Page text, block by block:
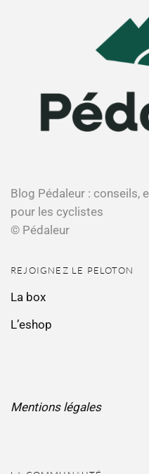
Blog Pédaleur : conseils,
pour les cyclistes
© Pédaleur
REJOIGNEZ LE PELOTON
La box
L’eshop
Mentions légales